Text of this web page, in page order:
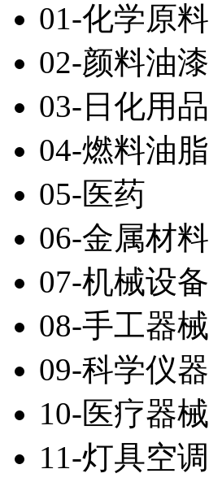
01-化学原料
02-颜料油漆
03-日化用品
04-燃料油脂
05-医药
06-金属材料
07-机械设备
08-手工器械
09-科学仪器
10-医疗器械
11-灯具空调